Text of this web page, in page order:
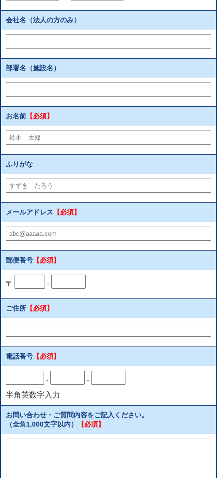
会社名（法人の方のみ）
部署名（施設名）
お名前 【必須】
ふりがな
メールアドレス 【必須】
郵便番号 【必須】
〒 -
ご住所 【必須】
電話番号 【必須】
-
-
半角英数字入力
お問い合わせ・ご質問内容をご記入ください。
（全角1,000文字以内）
【必須】